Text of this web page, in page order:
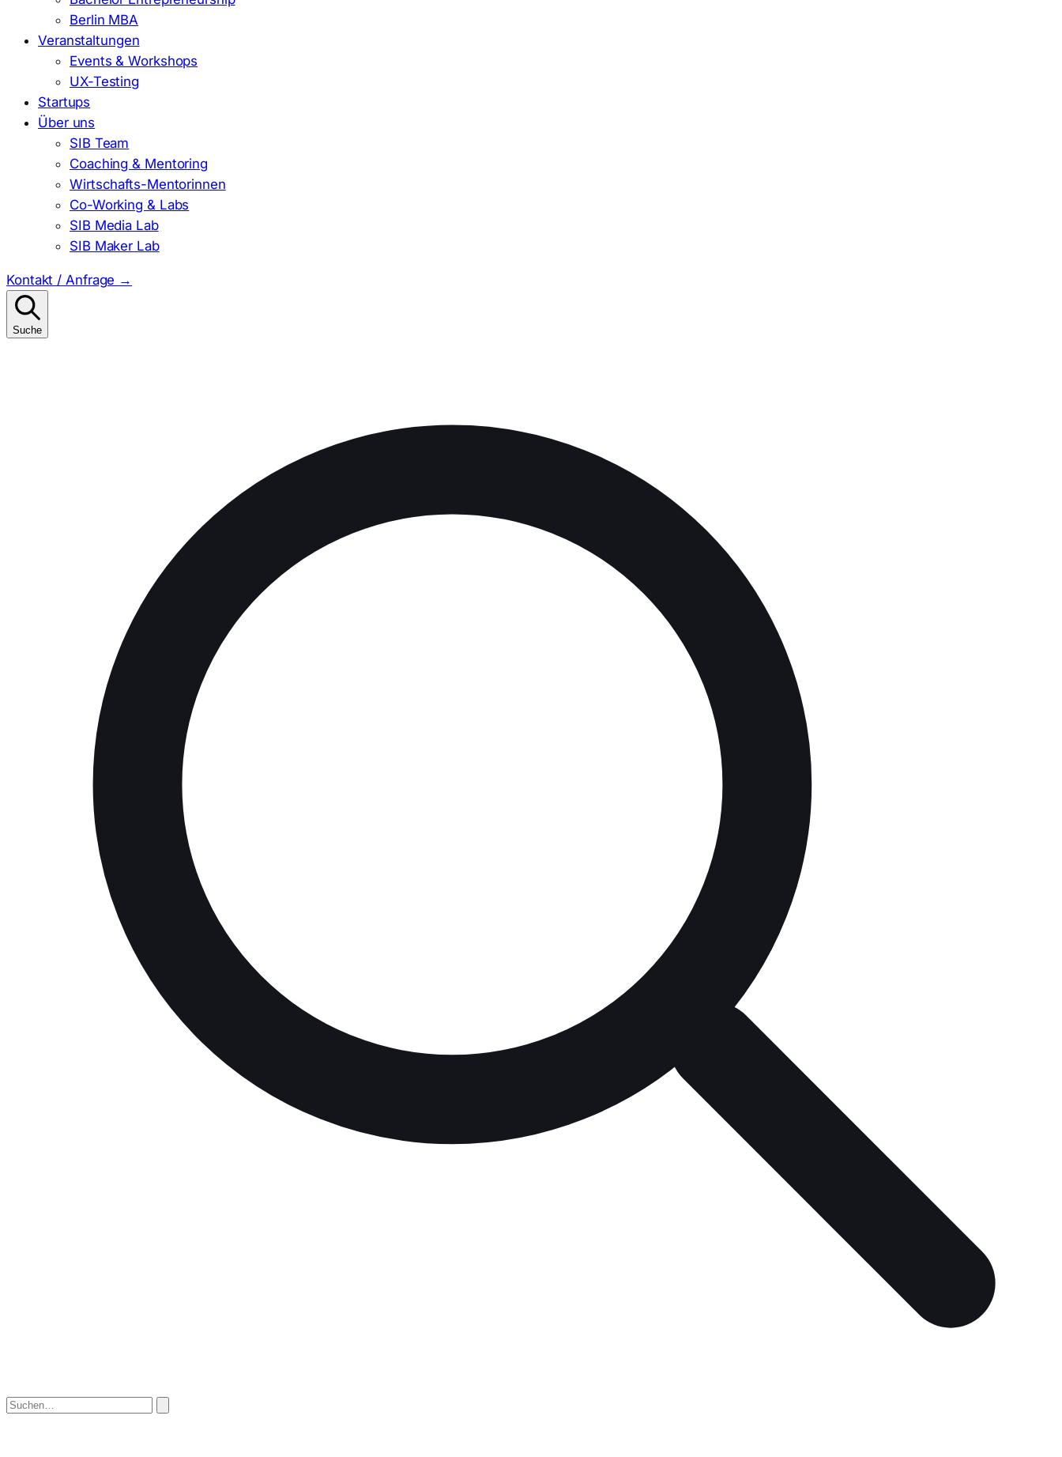
Berlin MBA
Veranstaltungen
Events & Workshops
UX-Testing
Startups
Über uns
SIB Team
Coaching & Mentoring
Wirtschafts-Mentorinnen
Co-Working & Labs
SIB Media Lab
SIB Maker Lab
Kontakt / Anfrage →
Suche